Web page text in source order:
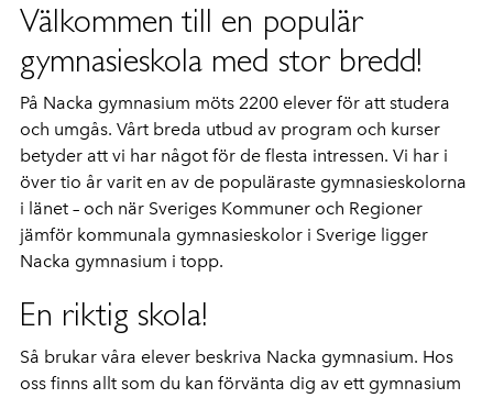
Välkommen till en populär
gymnasieskola med stor bredd!
På Nacka gymnasium möts 2200 elever för att studera
och umgås. Vårt breda utbud av program och kurser
betyder att vi har något för de flesta intressen. Vi har i
över tio år varit en av de populäraste gymnasieskolorna
i länet – och när Sveriges Kommuner och Regioner
jämför kommunala gymnasieskolor i Sverige ligger
Nacka gymnasium i topp.
En riktig skola!
Så brukar våra elever beskriva Nacka gymnasium. Hos
oss finns allt som du kan förvänta dig av ett gymnasium